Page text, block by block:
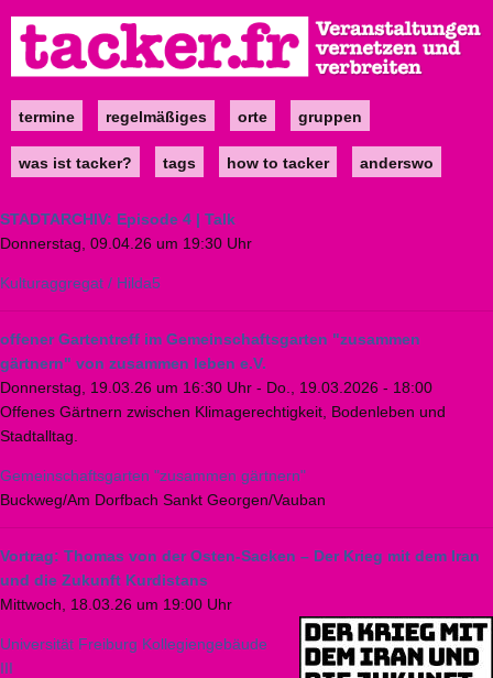
zum
Inhalt
Maintermine regelmäßiges orte gruppen
was ist tacker? tags how to tacker anderswo
STADTARCHIV: Episode 4 | Talk
Donnerstag, 09.04.26 um 19:30 Uhr
Kulturaggregat / Hilda5
offener Gartentreff im Gemeinschaftsgarten "zusammen
gärtnern" von zusammen leben e.V.
Donnerstag, 19.03.26 um 16:30 Uhr - Do., 19.03.2026 - 18:00
Offenes Gärtnern zwischen Klimagerechtigkeit, Bodenleben und
Stadtalltag.
Gemeinschaftsgarten "zusammen gärtnern"
Buckweg/Am Dorfbach Sankt Georgen/Vauban
Vortrag: Thomas von der Osten-Sacken – Der Krieg mit dem Iran
und die Zukunft Kurdistans
Mittwoch, 18.03.26 um 19:00 Uhr
Universität Freiburg Kollegiengebäude
III